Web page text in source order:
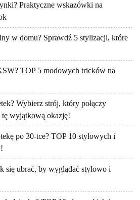
Praktyczne wskazówki na
w domu? Sprawdź 5 stylizacji, które
TOP 5 modowych tricków na
Wybierz strój, który połączy
tę wyjątkową okazję!
po 30-tce? TOP 10 stylowych i
się ubrać, by wyglądać stylowo i